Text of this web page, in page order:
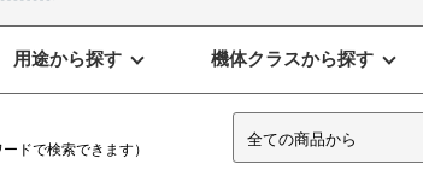
用途から探す 機体クラスから探す
ドで検索できます）